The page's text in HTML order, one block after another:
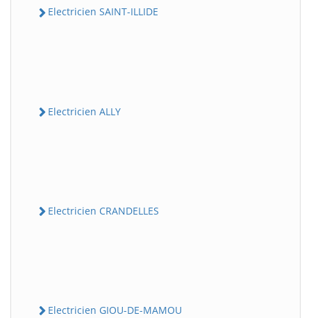
Electricien SAINT-ILLIDE
Electricien ALLY
Electricien CRANDELLES
Electricien GIOU-DE-MAMOU